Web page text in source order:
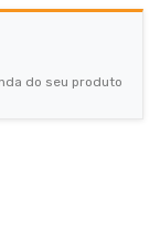
do seu produto